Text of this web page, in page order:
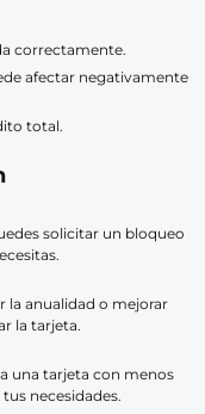
correctamente.
afectar negativamente
total.
solicitar un bloqueo
la anualidad o mejorar
la tarjeta.
una tarjeta con menos
necesidades.